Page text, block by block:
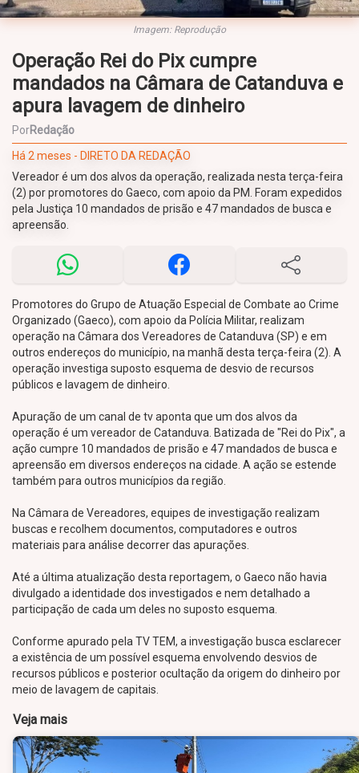
Imagem: Reprodução
Operação Rei do Pix cumpre
mandados na Câmara de Catanduva e
apura lavagem de dinheiro
PorRedação
Há 2 meses - DIRETO DA REDAÇÃO
Vereador é um dos alvos da operação, realizada nesta terça-feira
(2) por promotores do Gaeco, com apoio da PM. Foram expedidos
pela Justiça 10 mandados de prisão e 47 mandados de busca e
apreensão.
Promotores do Grupo de Atuação Especial de Combate ao Crime
Organizado (Gaeco), com apoio da Polícia Militar, realizam
operação na Câmara dos Vereadores de Catanduva (SP) e em
outros endereços do município, na manhã desta terça-feira (2). A
operação investiga suposto esquema de desvio de recursos
públicos e lavagem de dinheiro.
Apuração de um canal de tv aponta que um dos alvos da
operação é um vereador de Catanduva. Batizada de "Rei do Pix", a
ação cumpre 10 mandados de prisão e 47 mandados de busca e
apreensão em diversos endereços na cidade. A ação se estende
também para outros municípios da região.
Na Câmara de Vereadores, equipes de investigação realizam
buscas e recolhem documentos, computadores e outros
materiais para análise decorrer das apurações.
Até a última atualização desta reportagem, o Gaeco não havia
divulgado a identidade dos investigados e nem detalhado a
participação de cada um deles no suposto esquema.
Conforme apurado pela TV TEM, a investigação busca esclarecer
a existência de um possível esquema envolvendo desvios de
recursos públicos e posterior ocultação da origem do dinheiro por
meio de lavagem de capitais.
Veja mais